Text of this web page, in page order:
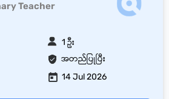
Teacher
အတည်ပြုပြီး
1 ဦး
14 Jul 2026